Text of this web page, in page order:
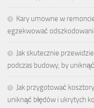
Kary umowne w
egzekwować
Jak skutecznie
podczas budowy, by
Jak przygotować
uniknąć błędów i ukrytych